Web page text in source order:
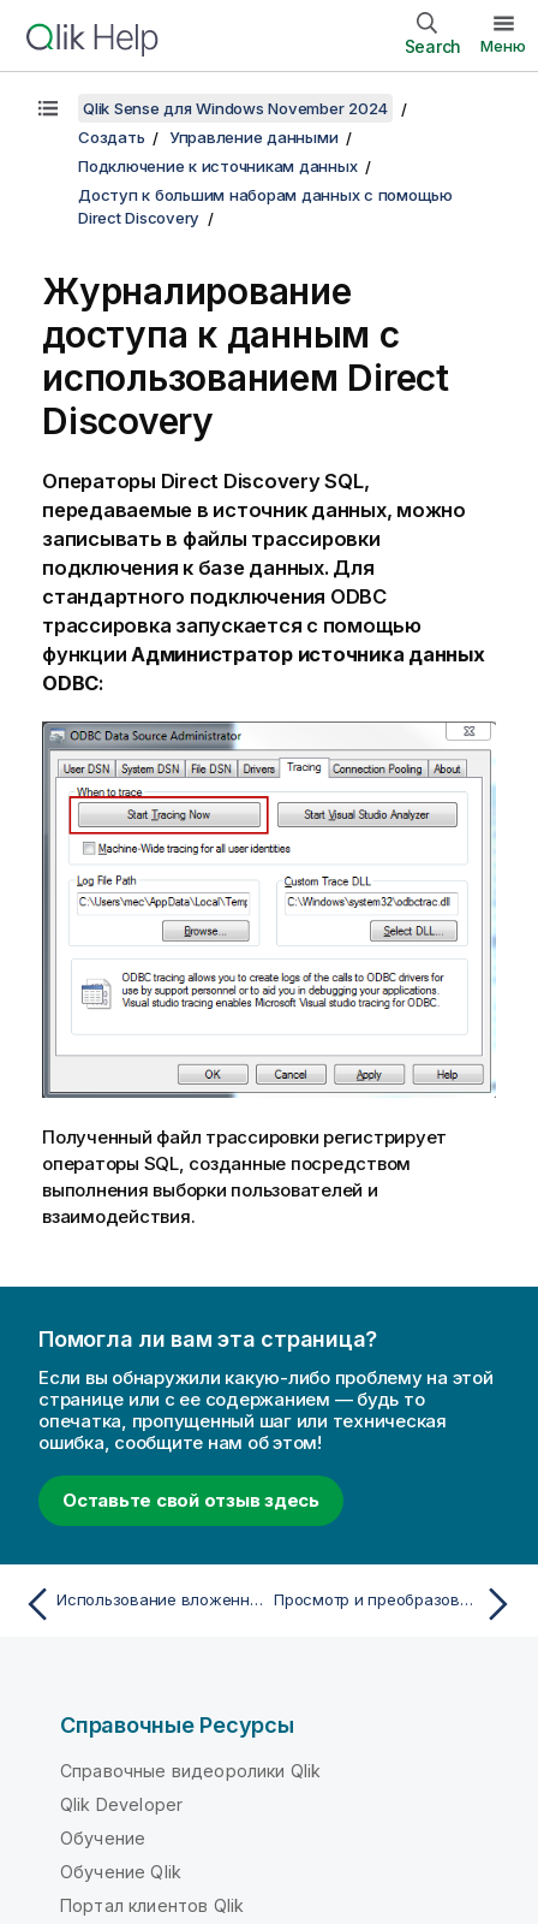
Search Меню
Qlik Sense для Windows November 2024
Создать
Управление данными
Подключение к источникам данных
Доступ к большим наборам данных с помощью
Direct Discovery
Журналирование
доступа к данным с
использованием Direct
Discovery
Операторы Direct DiscoverySQL,
передаваемые в источник данных, можно
записывать в файлы трассировки
подключения к базе данных. Для
стандартного подключения ODBC
трассировка запускается с помощью
функции Администратор источника данных
ODBC:
Полученный файл трассировки регистрирует
операторы SQL, созданные посредством
выполнения выборки пользователей и
взаимодействия.
Помогла ли вам эта страница?
Если вы обнаружили какую-либо проблему на этой
странице или с ее содержанием — будь то
опечатка, пропущенный шаг или техническая
ошибка, сообщите нам об этом!
Оставьте свой отзыв здесь
Использование вложенных запросов с помощью Direct Discovery Просмотр и преобразование модели данных
Справочные Ресурсы
Справочные видеоролики Qlik
Qlik Developer
Обучение
Обучение Qlik
Портал клиентов Qlik